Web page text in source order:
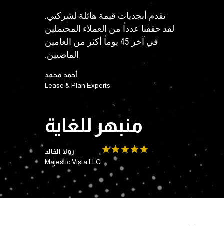
تقدم أبجديات قيمة هائلة لشركتي.
لقد حققنا عدداً من العملاء المحتملين
في آخر 45 يوماً أكثر من العامين
الماضيين.
أحمد محمد
Lease & Plan Experts
منبهر للغاية
رولا الخالد
Majestic Vista LLC